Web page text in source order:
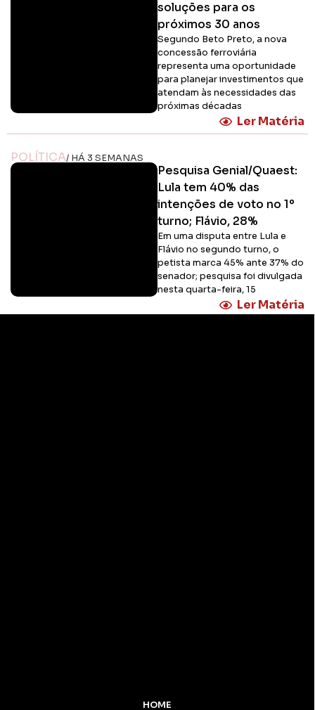
soluções para os
próximos 30 anos
Segundo Beto Preto, a nova
concessão ferroviária
representa uma oportunidade
para planejar investimentos que
atendam às necessidades das
próximas décadas
Ler Matéria
POLÍTICA/ HÁ 3 SEMANAS
Pesquisa Genial/Quaest:
Lula tem 40% das
intenções de voto no 1º
turno; Flávio, 28%
Em uma disputa entre Lula e
Flávio no segundo turno, o
petista marca 45% ante 37% do
senador; pesquisa foi divulgada
nesta quarta-feira, 15
Ler Matéria
HOME